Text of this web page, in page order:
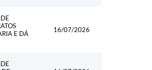
E DÁ
16/07/2026